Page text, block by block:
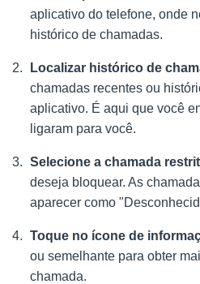
aplicativo do telefone, onde
histórico de chamadas.
Localizar histórico de
chamadas recentes ou
aplicativo. É aqui que você
ligaram para você.
Selecione a chamada
deseja bloquear. As
aparecer como
Toque no ícone de
ou semelhante para obter
chamada.